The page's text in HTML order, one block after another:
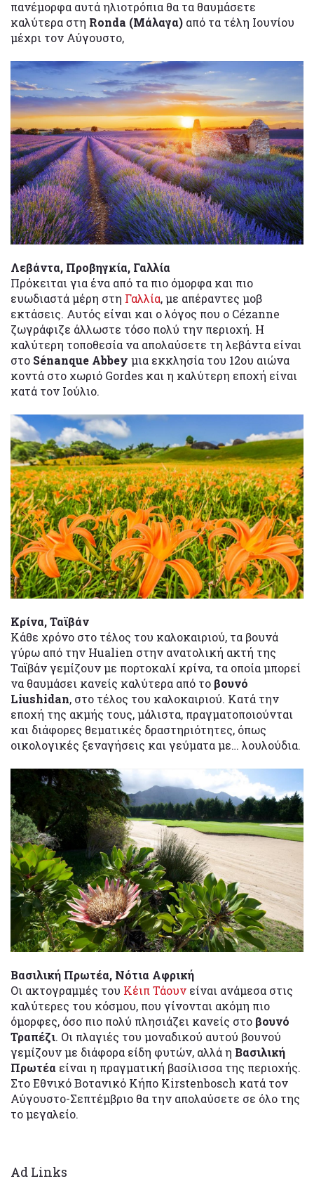
πανέμορφα αυτά ηλιοτρόπια θα τα θαυμάσετε
καλύτερα στη Ronda (Μάλαγα) από τα τέλη Ιουνίου
μέχρι τον Αύγουστο,
Λεβάντα, Προβηγκία, Γαλλία
Πρόκειται για ένα από τα πιο όμορφα και πιο
ευωδιαστά μέρη στη Γαλλία, με απέραντες μοβ
εκτάσεις. Αυτός είναι και ο λόγος που ο Cézanne
ζωγράφιζε άλλωστε τόσο πολύ την περιοχή. Η
καλύτερη τοποθεσία να απολαύσετε τη λεβάντα είναι
στο Sénanque Abbey μια εκκλησία του 12ου αιώνα
κοντά στο χωριό Gordes και η καλύτερη εποχή είναι
κατά τον Ιούλιο.
Κρίνα, Ταϊβάν
Κάθε χρόνο στο τέλος του καλοκαιριού, τα βουνά
γύρω από την Hualien στην ανατολική ακτή της
Ταϊβάν γεμίζουν με πορτοκαλί κρίνα, τα οποία μπορεί
να θαυμάσει κανείς καλύτερα από το βουνό
Liushidan, στο τέλος του καλοκαιριού. Κατά την
εποχή της ακμής τους, μάλιστα, πραγματοποιούνται
και διάφορες θεματικές δραστηριότητες, όπως
οικολογικές ξεναγήσεις και γεύματα με… λουλούδια.
Βασιλική Πρωτέα, Νότια Αφρική
Οι ακτογραμμές του Κέιπ Τάουν είναι ανάμεσα στις
καλύτερες του κόσμου, που γίνονται ακόμη πιο
όμορφες, όσο πιο πολύ πλησιάζει κανείς στο βουνό
Τραπέζι. Οι πλαγιές του μοναδικού αυτού βουνού
γεμίζουν με διάφορα είδη φυτών, αλλά η Βασιλική
Πρωτέα είναι η πραγματική βασίλισσα της περιοχής.
Στο Εθνικό Βοτανικό Κήπο Kirstenbosch κατά τον
Αύγουστο-Σεπτέμβριο θα την απολαύσετε σε όλο της
το μεγαλείο.
Ad Links